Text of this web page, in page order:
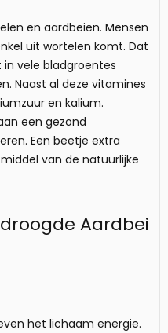
en aardbeien. Mensen
uit wortelen komt. Dat
vele bladgroentes
Naast al deze vitamines
en kalium.
een gezond
Een beetje extra
van de natuurlijke
Aardbei
het lichaam energie.